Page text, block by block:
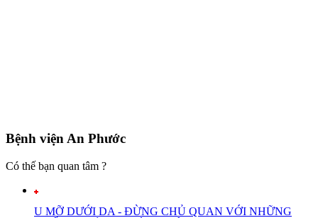
Bệnh viện An Phước
Có thế bạn quan tâm ?
U MỠ DƯỚI DA - ĐỪNG CHỦ QUAN VỚI NHỮNG